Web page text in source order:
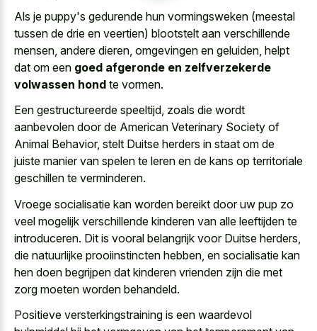
Als je puppy's gedurende hun vormingsweken (meestal
tussen de drie en veertien) blootstelt aan verschillende
mensen, andere dieren, omgevingen en geluiden, helpt
dat om een goed afgeronde en zelfverzekerde
volwassen hond te vormen.
Een gestructureerde speeltijd, zoals die wordt
aanbevolen door de American Veterinary Society of
Animal Behavior, stelt Duitse herders in staat om de
juiste manier van spelen te leren en de kans op territoriale
geschillen te verminderen.
Vroege socialisatie kan worden bereikt dooruw pup zo
veel mogelijk verschillende kinderen van alle leeftijden te
introduceren. Dit is vooral belangrijk voor Duitse herders,
die natuurlijke prooiinstincten hebben, en socialisatie kan
hen doen begrijpen dat kinderen vrienden zijn die met
zorg moeten worden behandeld.
Positieve versterkingstraining is een waardevol